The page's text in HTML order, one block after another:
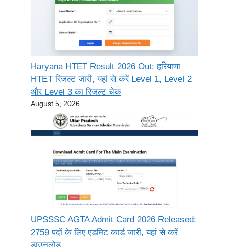
Haryana HTET Result 2026 Out: हरियाणा
HTET रिजल्ट जारी, यहां से करें Level 1, Level 2
और Level 3 का रिजल्ट चेक
August 5, 2026
UPSSSC AGTA Admit Card 2026 Released:
2759 पदों के लिए एडमिट कार्ड जारी, यहां से करें